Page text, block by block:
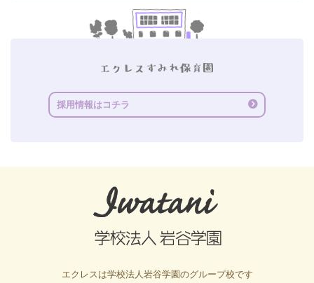
採用情報はコチラ
エクレスは学校法人岩谷学園のグループ校です